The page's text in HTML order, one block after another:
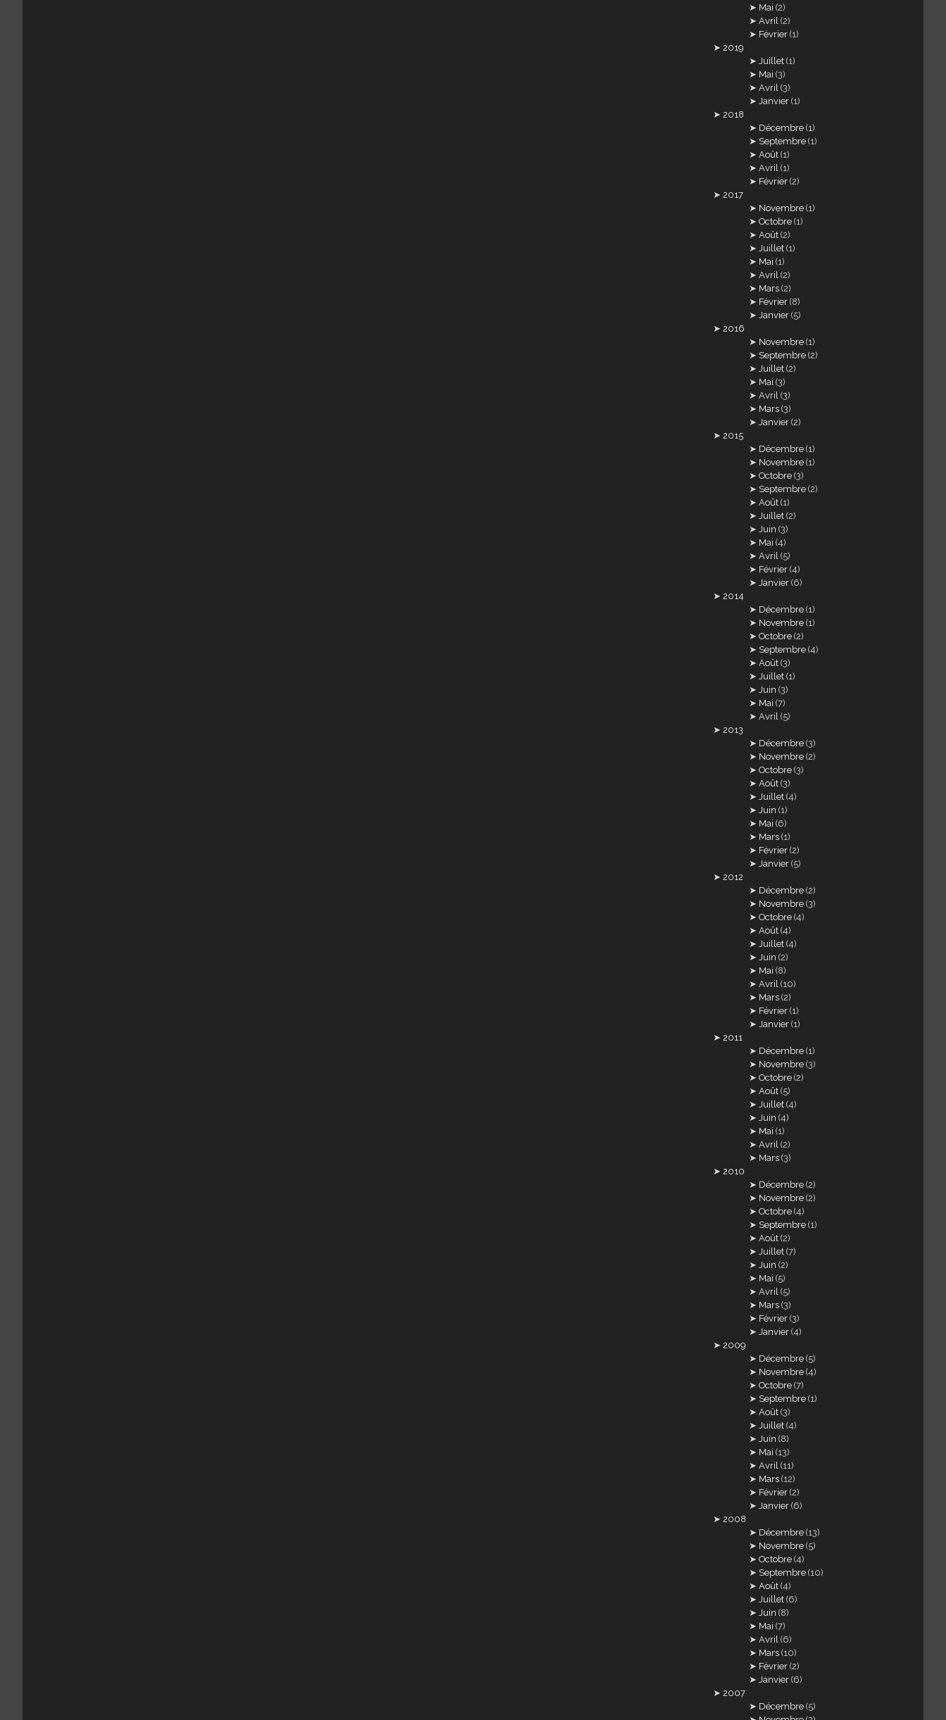
Mai (2)
Avril (2)
Février (1)
2019
Juillet (1)
Mai (3)
Avril (3)
Janvier (1)
2018
Décembre (1)
Septembre (1)
Août (1)
Avril (1)
Février (2)
2017
Novembre (1)
Octobre (1)
Août (2)
Juillet (1)
Mai (1)
Avril (2)
Mars (2)
Février (8)
Janvier (5)
2016
Novembre (1)
Septembre (2)
Juillet (2)
Mai (3)
Avril (3)
Mars (3)
Janvier (2)
2015
Décembre (1)
Novembre (1)
Octobre (3)
Septembre (2)
Août (1)
Juillet (2)
Juin (3)
Mai (4)
Avril (5)
Février (4)
Janvier (6)
2014
Décembre (1)
Novembre (1)
Octobre (2)
Septembre (4)
Août (3)
Juillet (1)
Juin (3)
Mai (7)
Avril (5)
2013
Décembre (3)
Novembre (2)
Octobre (3)
Août (3)
Juillet (4)
Juin (1)
Mai (6)
Mars (1)
Février (2)
Janvier (5)
2012
Décembre (2)
Novembre (3)
Octobre (4)
Août (4)
Juillet (4)
Juin (2)
Mai (8)
Avril (10)
Mars (2)
Février (1)
Janvier (1)
2011
Décembre (1)
Novembre (3)
Octobre (2)
Août (5)
Juillet (4)
Juin (4)
Mai (1)
Avril (2)
Mars (3)
2010
Décembre (2)
Novembre (2)
Octobre (4)
Septembre (1)
Août (2)
Juillet (7)
Juin (2)
Mai (5)
Avril (5)
Mars (3)
Février (3)
Janvier (4)
2009
Décembre (5)
Novembre (4)
Octobre (7)
Septembre (1)
Août (3)
Juillet (4)
Juin (8)
Mai (13)
Avril (11)
Mars (12)
Février (2)
Janvier (6)
2008
Décembre (13)
Novembre (5)
Octobre (4)
Septembre (10)
Août (4)
Juillet (6)
Juin (8)
Mai (7)
Avril (6)
Mars (10)
Février (2)
Janvier (6)
2007
Décembre (5)